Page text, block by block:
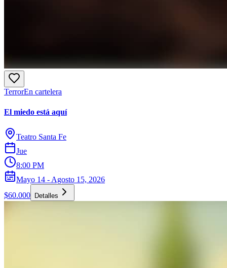
TerrorEn cartelera
El miedo está aquí
Teatro Santa Fe
Jue
8:00 PM
Mayo 14 - Agosto 15, 2026
$60.000
Detalles